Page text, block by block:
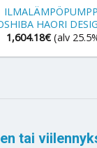
HAORI
1,604.18€ (alv
tai